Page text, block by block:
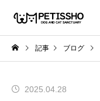
記事 ブログ
2025.04.28